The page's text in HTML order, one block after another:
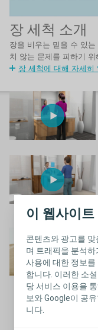
이 웹사이
콘텐츠와 광고를
며 트래픽을 분석
사용에 대한 정보를
합니다. 이러한 소
당 서비스 이용을
보와 Google이 공
니다.
장 세척 소개
장을 비우는 믿을 수 있
치 않는 문제를 피하기
장 세척에 대해 자세히